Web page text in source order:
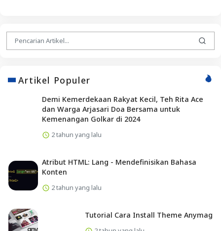
Artikel Populer
Demi Kemerdekaan Rakyat Kecil, Teh Rita Ace
dan Warga Arjasari Doa Bersama untuk
Kemenangan Golkar di 2024
2 tahun yang lalu
Atribut HTML: Lang - Mendefinisikan Bahasa
Konten
2 tahun yang lalu
Tutorial Cara Install Theme Anymag